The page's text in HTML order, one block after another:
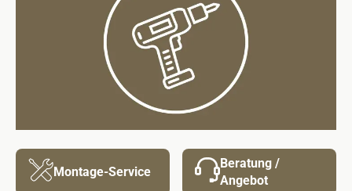
Montage-Service
Beratung /
Angebot